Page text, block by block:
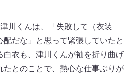
川くんは、「失敗して（衣装
だな」と思って緊張していたと
白衣も、津川くんが袖を折り曲げ
たとのことで、熱心な仕事ぶりが